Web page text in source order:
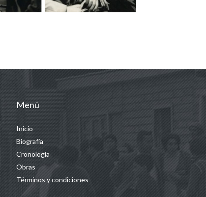
Menú
Inicio
Biografía
Cronología
Obras
Términos y condiciones